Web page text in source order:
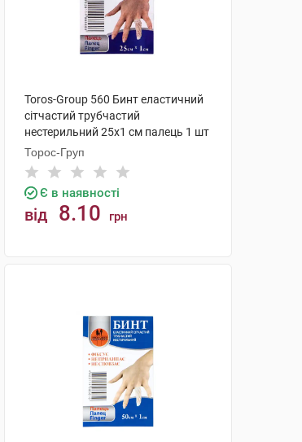
Toros-Group 560 Бинт еластичний
сітчастий трубчастий
нестерильний 25х1 см палець 1 шт
Торос-Груп
Є в наявності
від 8.10 грн